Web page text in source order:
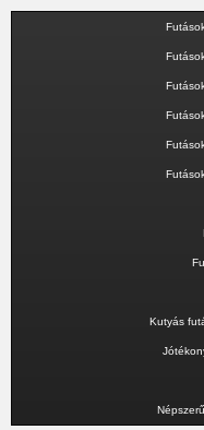
Kutyás